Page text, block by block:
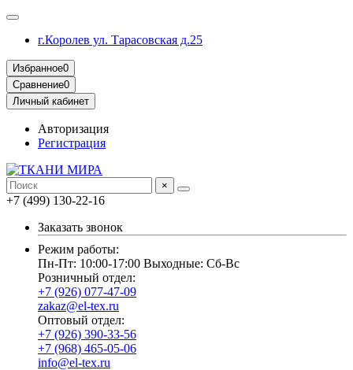
г.Королев ул. Тарасовская д.25
Избранное0
Сравнение0
Личный кабинет
Авторизация
Регистрация
×
+7 (499) 130-22-16
Заказать звонок
Режим работы:
Пн-Пт: 10:00-17:00 Выходные: Сб-Вс
Розничный отдел:
+7 (926) 077-47-09
zakaz@el-tex.ru
Оптовый отдел:
+7 (926) 390-33-56
+7 (968) 465-05-06
info@el-tex.ru